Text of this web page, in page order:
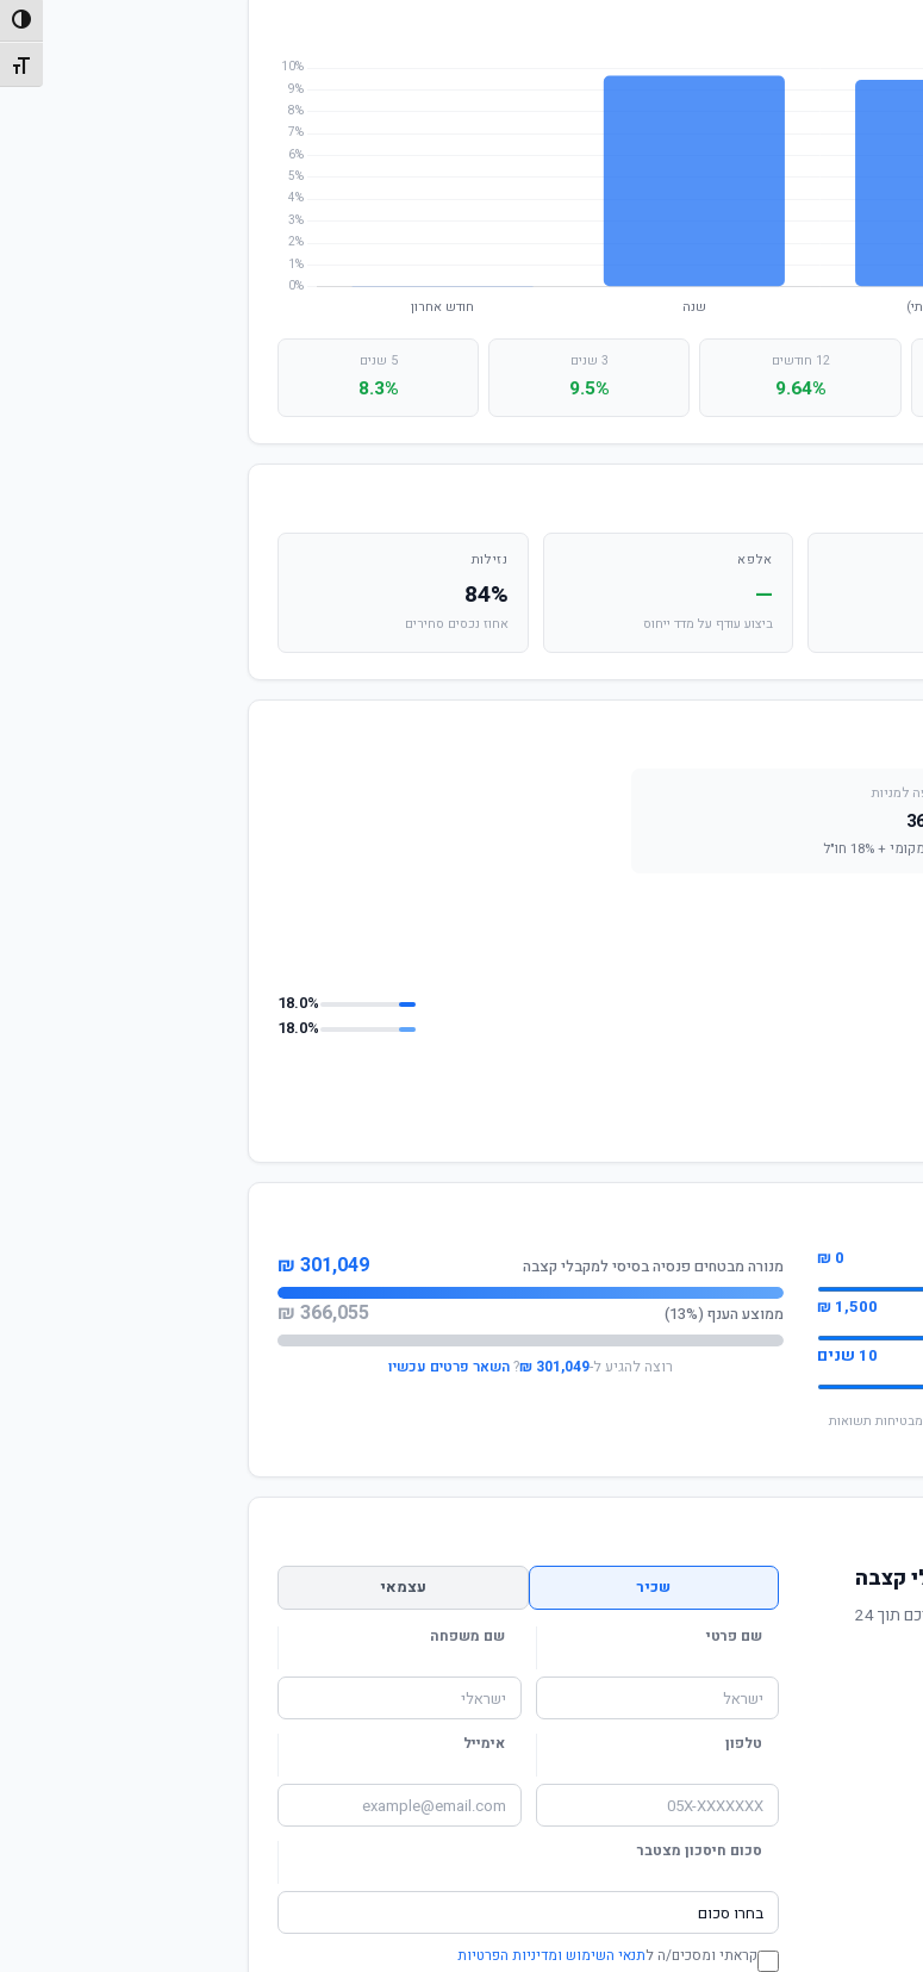
מתג
12 חודשים
9.64%
3 שנים
9.5%
5 שנים
8.3%
אלפא
—
ביצוע עודף על מדד ייחוס
נזילות
84%
אחוז נכסים סחירים
למניות
18.0%
18.0%
0 ₪
1,500 ₪
10 שנים
תשואות עבר אינן מבטיחות תשואות
מנורה מבטחים פנסיה בסיסי למקבלי קצבה 301,049 ₪
ממוצע הענף (13%) 366,055 ₪
רוצה להגיע ל-301,049 ₪
?השאר פרטים עכשיו
קצבה
תשואה מוכחת, דמי ניהול תחרותיים ושירות מקצועי. נחזור אליכם תוך 24
שכיר עצמאי
שם פרטי שם משפחה
טלפון אימייל
סכום חיסכון מצטבר
קראתי ומסכים/ה לתנאי השימוש ומדיניות הפרטיות